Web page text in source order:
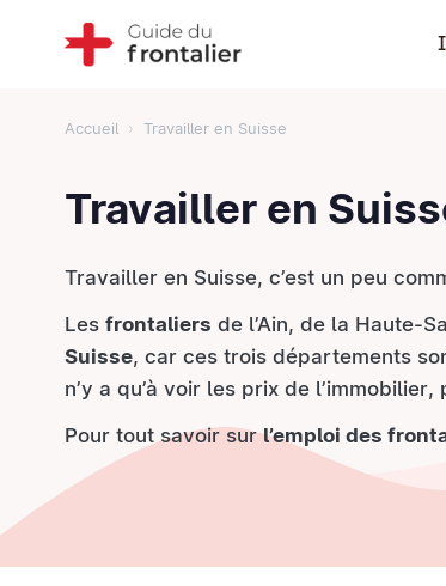
Accueil Travailler en Suisse
Travailler en
Travailler en Suisse, c’est un peu
Les frontaliers de l’Ain, de la Haute-
Suisse, car ces trois départements
n’y a qu’à voir les prix de l’immobilier,
Pour tout savoir surl’emploi des